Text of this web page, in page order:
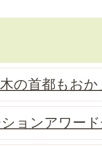
の首都もお
ョンアワー